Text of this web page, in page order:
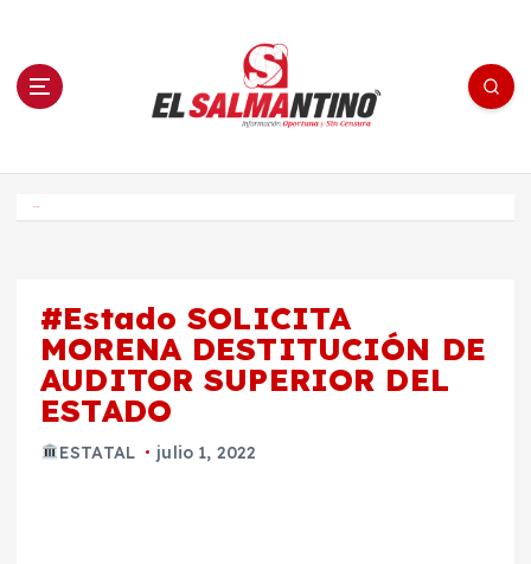
n El Salmantino - medios/noticias/editorial
#Estado SOLICITA
MORENA DESTITUCIÓN DE
AUDITOR SUPERIOR DEL
ESTADO
ESTATAL julio 1, 2022